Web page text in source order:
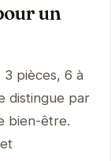
un
3 pièces, 6 à
distingue par
bien-être.